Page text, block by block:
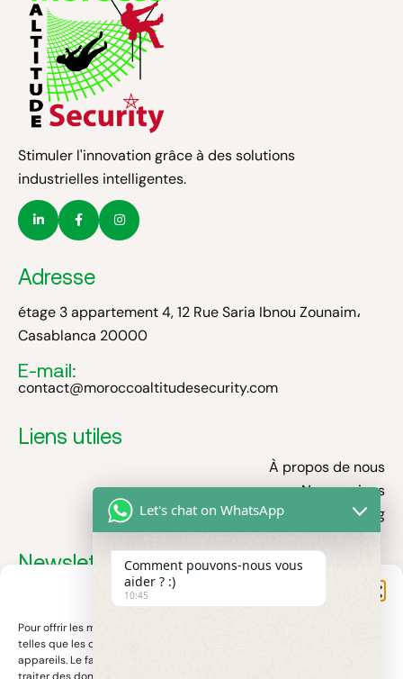
Gérer le consentement
Pour offrir les meilleures expériences, nous utilisons des technologies
telles que les cookies pour stocker et/ou accéder aux informations des
appareils. Le fait de consentir à ces technologies nous permettra de
Stimuler l'innovation grâce à des solutions
industrielles intelligentes.
Adresse
étage 3 appartement 4, 12 Rue Saria Ibnou Zounaim،
Casablanca 20000
E-mail:
contact@moroccoaltitudesecurity.com
Liens utiles
À propos de nous
Nos services
Blog
Newsletter
Recevez nos dernières actualités, conseils sécurité et
industrielles.
Let's chat on WhatsApp
Comment pouvons-nous vous
aider ? :)
10:45